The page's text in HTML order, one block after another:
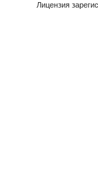
Лицензия